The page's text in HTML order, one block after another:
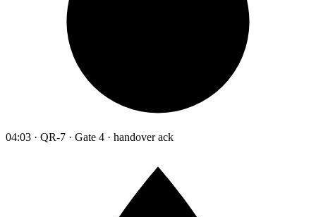
04:03 · QR-7 · Gate 4 · handover ack